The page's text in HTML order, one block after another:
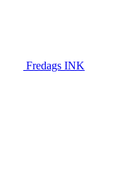
Fredags INK